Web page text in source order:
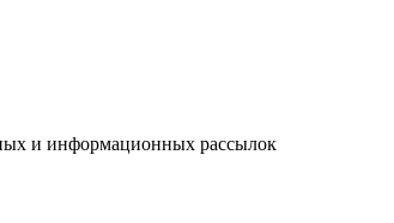
и информационных рассылок